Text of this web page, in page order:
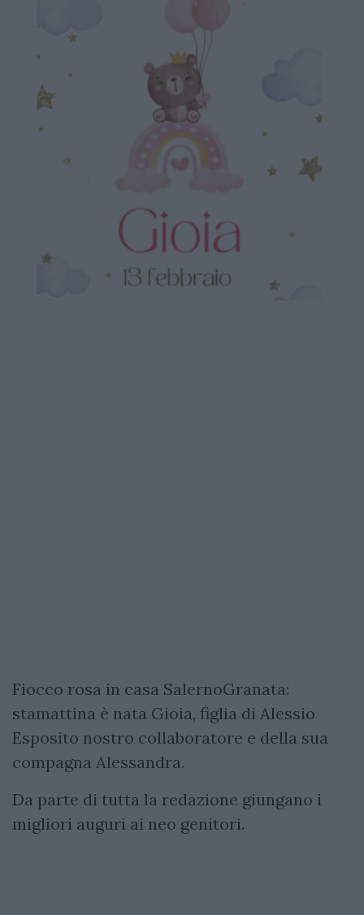
Fiocco rosa in casa SalernoGranata:
stamattina è nata Gioia, figlia di Alessio
Esposito nostro collaboratore e della sua
compagna Alessandra.
Da parte di tutta la redazione giungano i
migliori auguri ai neo genitori.